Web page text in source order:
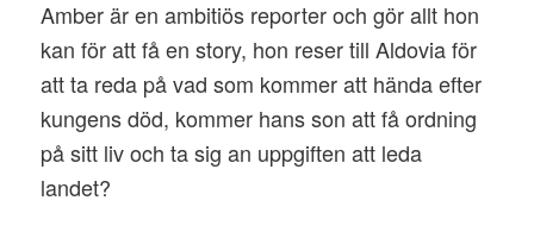
Amber är en ambitiös reporter och gör allt hon
kan för att få en story, hon reser till Aldovia för
att ta reda på vad som kommer att hända efter
kungens död, kommer hans son att få ordning
på sitt liv och ta sig an uppgiften att leda
landet?